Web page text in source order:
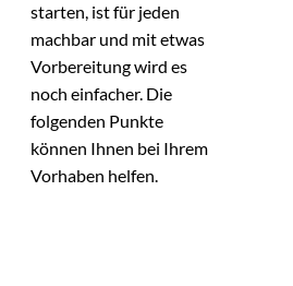
starten, ist für jeden
machbar und mit etwas
Vorbereitung wird es
noch einfacher. Die
folgenden Punkte
können Ihnen bei Ihrem
Vorhaben helfen.